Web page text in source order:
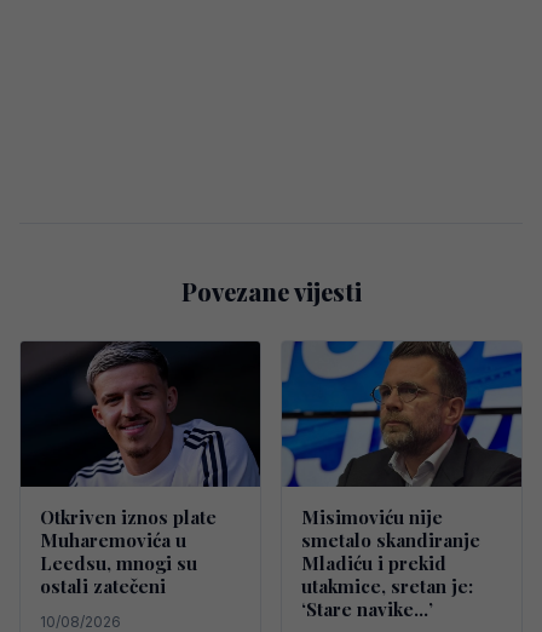
Povezane vijesti
Otkriven iznos plate
Muharemovića u
Leedsu, mnogi su
ostali zatečeni
10/08/2026
Misimoviću nije
smetalo skandiranje
Mladiću i prekid
utakmice, sretan je:
‘Stare navike…’